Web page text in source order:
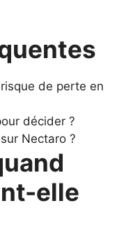
de perte en
décider ?
Nectaro ?
elle